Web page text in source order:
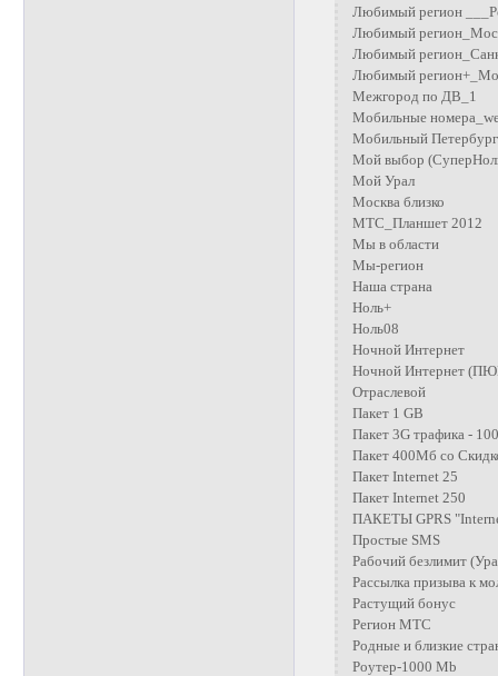
Любимый регион
Любимый
Любимый
Любимый
Межгород по ДВ_1
Мобильные
Мобильный Петербург
Мой выбор
Мой Урал
Москва близко
МТС_Планшет 2012
Мы в области
Мы-регион
Наша страна
Ноль+
Ноль08
Ночной Интернет
Ночной Интернет
Отраслевой
Пакет 1 GB
Пакет 3G трафика -
Пакет 400Мб со
Пакет Internet 25
Пакет Internet 250
ПАКЕТЫ GPRS
Простые SMS
Рабочий безлимит
Рассылка призыва к
Растущий бонус
Регион МТС
Родные и близкие
Роутер-1000 Mb